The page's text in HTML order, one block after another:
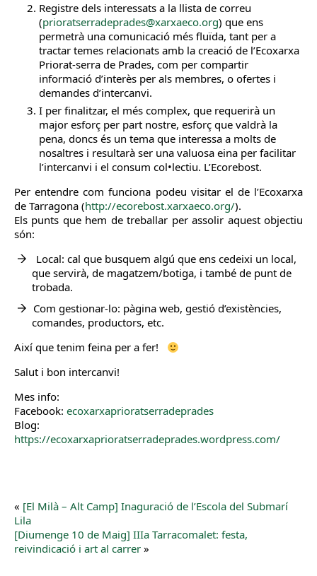
Registre dels interessats a la llista de correu
(prioratserradeprades@xarxaeco.org) que ens
permetrà una comunicació més fluïda, tant per a
tractar temes relacionats amb la creació de l’Ecoxarxa
Priorat-serra de Prades, com per compartir
informació d’interès per als membres, o ofertes i
demandes d’intercanvi.
I per finalitzar, el més complex, que requerirà un
major esforç per part nostre, esforç que valdrà la
pena, doncs és un tema que interessa a molts de
nosaltres i resultarà ser una valuosa eina per facilitar
l’intercanvi i el consum col•lectiu. L’Ecorebost.
Per entendre com funciona podeu visitar el de l’Ecoxarxa
de Tarragona (http://ecorebost.xarxaeco.org/).
Els punts que hem de treballar per assolir aquest objectiu
són:
Local: cal que busquem algú que ens cedeixi un local,
que servirà, de magatzem/botiga, i també de punt de
trobada.
Com gestionar-lo: pàgina web, gestió d’existències,
comandes, productors, etc.
Així que tenim feina per a fer!
Salut i bon intercanvi!
Mes info:
Facebook: ecoxarxaprioratserradeprades
Blog:
https://ecoxarxaprioratserradeprades.wordpress.com/
« [El Milà – Alt Camp] Inaguració de l’Escola del Submarí
Lila
[Diumenge 10 de Maig] IIIa Tarracomalet: festa,
reivindicació i art al carrer »